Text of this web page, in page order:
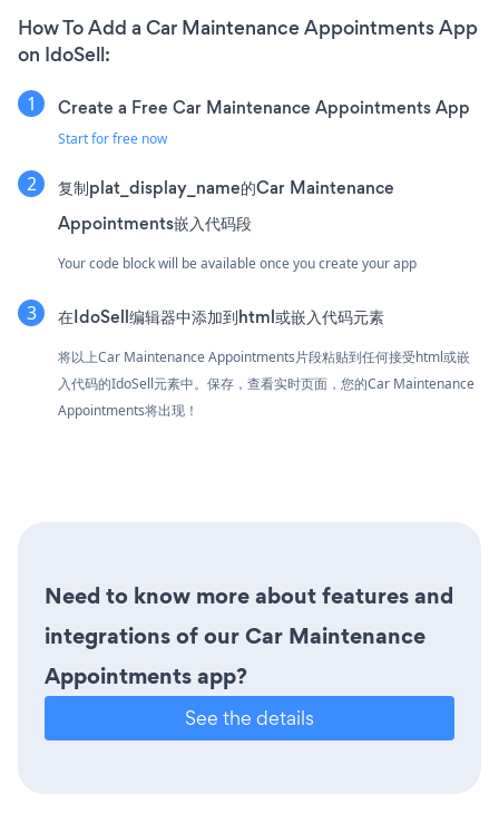
How To Add a Car Maintenance Appointments App
on IdoSell:
Create a Free Car Maintenance Appointments App
Start for free now
复制plat_display_name的Car Maintenance
Appointments嵌入代码段
Your code block will be available once you create your app
在IdoSell编辑器中添加到html或嵌入代码元素
将以上Car Maintenance Appointments片段粘贴到任何接受html或嵌
入代码的IdoSell元素中。保存，查看实时页面，您的Car Maintenance
Appointments将出现！
Need to know more about features and
integrations of our Car Maintenance
Appointments app?
See the details